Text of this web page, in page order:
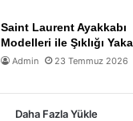
Saint Laurent Ayakkabı
Modelleri ile Şıklığı
Admin 23 Temmuz 2026
Daha Fazla Yükle